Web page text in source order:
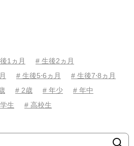
1ヵ月
# 生後2ヵ月
# 生後5⋅6ヵ月
# 生後7⋅8ヵ月
# 2歳 # 年少
# 年中
生 # 高校生